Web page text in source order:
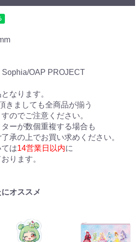
OAP PROJECT
なります。
ましても全商品が揃う
のでご注意ください。
ーが数個重複する場合も
承の上でお買い求めください。
は14営業日以内に
ります。
オススメ